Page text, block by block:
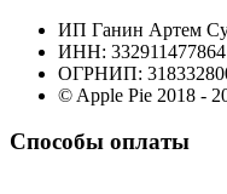
ИП Ганин Артем
ИНН: 332911477864
ОГРНИП:
© Apple Pie 2018 -
Способы оплаты